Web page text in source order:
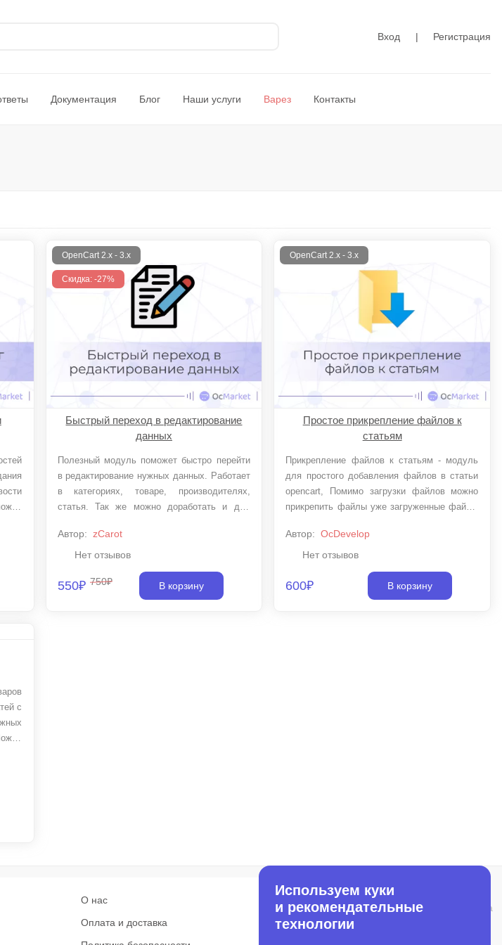
Вход | Регистрация
Документация Блог Наши услуги Варез Контакты
OpenCart 2.x - 3.x
Скидка: -27%
Быстрый переход в редактирование
данных
Полезный модуль поможет быстро перейти
в редактирование нужных данных. Работает
в категориях, товаре, производителях,
статья. Так же можно доработать и для
блоги. Кнопка доступна после авторизации в
админ панели.
Нет отзывов
Автор: zCarot
550₽ 750₽ В корзину
OpenCart 2.x - 3.x
Простое прикрепление файлов к
статьям
Прикрепление файлов к статьям - модуль
для простого добавления файлов в статьи
opencart, Помимо загрузки файлов можно
прикрепить файлы уже загруженные файлы
нужные статьи для скачивания
Нет отзывов
Автор: OcDevelop
600₽ В корзину
с
О нас
Оплата и доставка
Telegram:
Используем куки
и рекомендательные
технологии